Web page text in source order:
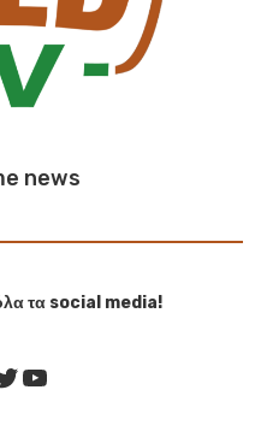
news
τα social media!